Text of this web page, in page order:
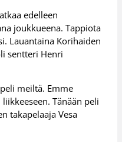
edelleen
joukkueena. Tappiota
Lauantaina Korihaiden
sentteri Henri
meiltä. Emme
Tänään peli
takapelaaja Vesa